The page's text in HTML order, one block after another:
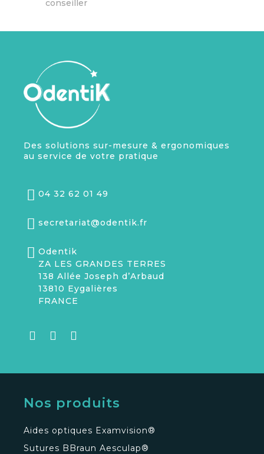
conseiller
Des solutions sur-mesure & ergonomiques
au service de votre pratique
04 32 62 01 49
secretariat@odentik.fr
Odentik
ZA LES GRANDES TERRES
138 Allée Joseph d’Arbaud
13810 Eygalières
FRANCE
Nos produits
Aides optiques Examvision®
Sutures BBraun Aesculap®